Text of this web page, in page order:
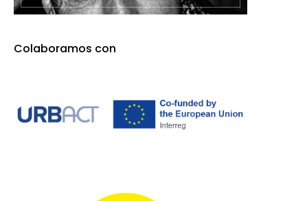
Colaboramos con